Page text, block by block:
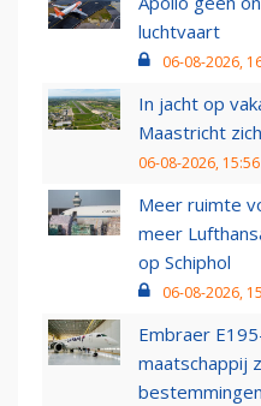
luchtvaart
06-08-2026,
In jacht op
Maastricht
06-08-2026, 15:56
Meer ruimte
meer
op Schiphol
06-08-2026,
Embraer
maatschappij
bestemmingen